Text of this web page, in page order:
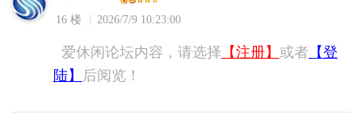
16 楼 2026/7/9 10:23:00
爱休闲论坛内容，请选择 【注册】 或者 【登
陆】
后阅览！